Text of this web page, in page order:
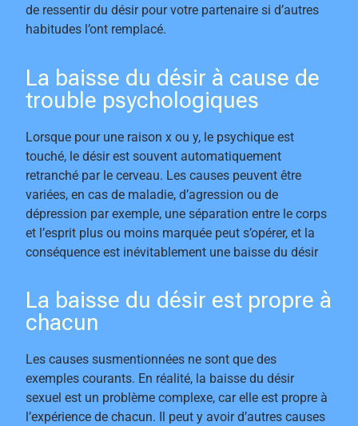
de ressentir du désir pour votre partenaire si d’autres
habitudes l’ont remplacé.
La baisse du désir à cause de
trouble psychologiques
Lorsque pour une raison x ou y, le psychique est
touché, le désir est souvent automatiquement
retranché par le cerveau. Les causes peuvent être
variées, en cas de maladie, d’agression ou de
dépression par exemple, une séparation entre le corps
et l’esprit plus ou moins marquée peut s’opérer, et la
conséquence est inévitablement une baisse du désir
La baisse du désir est propre à
chacun
Les causes susmentionnées ne sont que des
exemples courants. En réalité, la baisse du désir
sexuel est un problème complexe, car elle est propre à
l’expérience de chacun. Il peut y avoir d’autres causes